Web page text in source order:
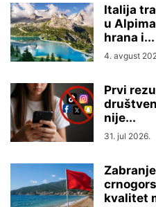
Italija
u
hrana i...
4. avgust
Prvi
nije...
31. jul 2026.
kvalitet